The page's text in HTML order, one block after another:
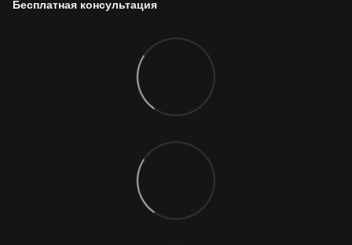
Бесплатная консультация